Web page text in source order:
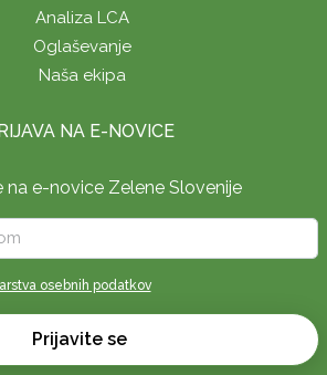
Analiza LCA
Oglaševanje
Naša ekipa
NA E-NOVICE
na e-novice Zelene Slovenije
e-
Sprejmi
*
osebnih podatkov
Prijavite se